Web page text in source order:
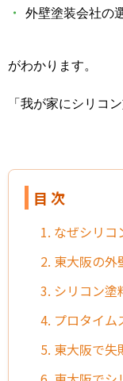
・ 外壁塗装会社の
がわかります。
「我が家にシリコ
目 次
1. なぜシリコ
2. 東大阪の
3. シリコン塗
4. プロタイム
5. 東大阪で